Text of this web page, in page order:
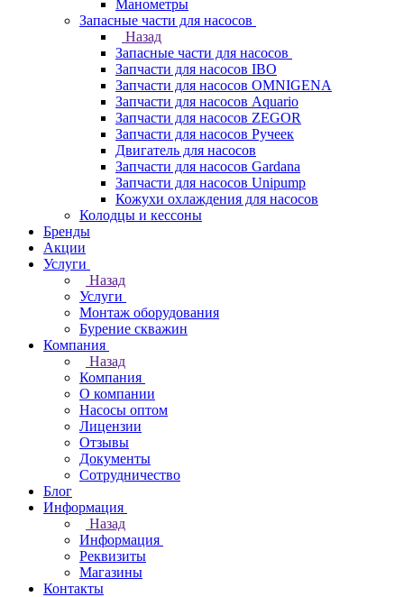
Манометры
Запасные части для насосов
Назад
Запасные части для насосов
Запчасти для насосов IBO
Запчасти для насосов OMNIGENA
Запчасти для насосов Aquario
Запчасти для насосов ZEGOR
Запчасти для насосов Ручеек
Двигатель для насосов
Запчасти для насосов Gardana
Запчасти для насосов Unipump
Кожухи охлаждения для насосов
Колодцы и кессоны
Бренды
Акции
Услуги
Назад
Услуги
Монтаж оборудования
Бурение скважин
Компания
Назад
Компания
О компании
Насосы оптом
Лицензии
Отзывы
Документы
Сотрудничество
Блог
Информация
Назад
Информация
Реквизиты
Магазины
Контакты